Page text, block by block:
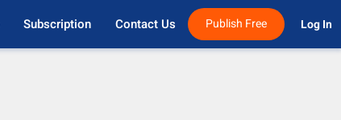
Subscription Contact Us Publish Free Log In